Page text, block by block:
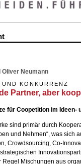
Oliver Neumann
KONKURRENZ
Partner, aber
für Coopetition im Ideen-
sind primär durch
und Nehmen“, was sich
Crowdsourcing, Co-
Regel Mischungen aus